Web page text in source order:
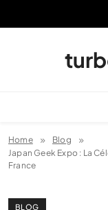
Home
Blog
Japan Geek Expo : La
France
BLOG